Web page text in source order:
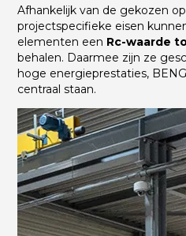
Afhankelijk van de gekozen
projectspecifieke eisen
elementen een Rc-waarde
behalen. Daarmee zijn ze
hoge energieprestaties,
centraal staan.